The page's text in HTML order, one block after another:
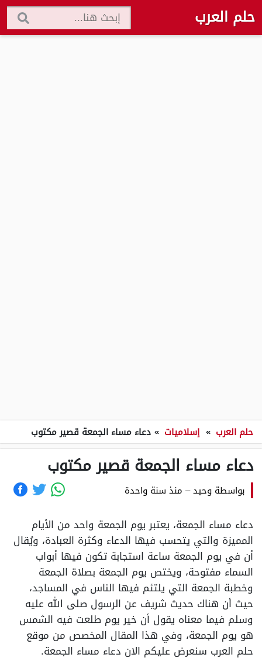
حلم العرب
حلم العرب » إسلاميات » دعاء مساء الجمعة قصير مكتوب
دعاء مساء الجمعة قصير مكتوب
بواسطة وحيد– منذ سنة واحدة
دعاء مساء الجمعة، يعتبر يوم الجمعة واحد من الأيام
المميزة والتي يتحسب فيها الدعاء وكثرة العبادة، ويُقال
أن في يوم الجمعة ساعة استجابة تكون فيها أبواب
السماء مفتوحة، ويختص يوم الجمعة بصلاة الجمعة
وخطبة الجمعة التي يلتئم فيها الناس في المساجد،
حيث أن هناك حديث شريف عن الرسول صلى الله عليه
وسلم فيما معناه يقول أن خير يوم طلعت فيه الشمس
هو يوم الجمعة، وفي هذا المقال المخصص من موقع
حلم العرب سنعرض عليكم الان دعاء مساء الجمعة.